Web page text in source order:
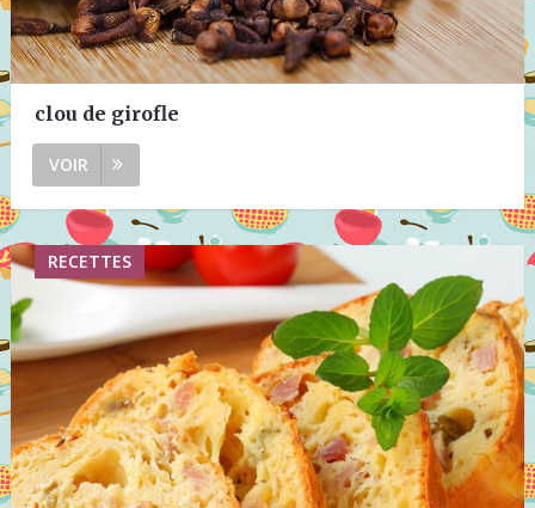
clou de girofle
VOIR
RECETTES